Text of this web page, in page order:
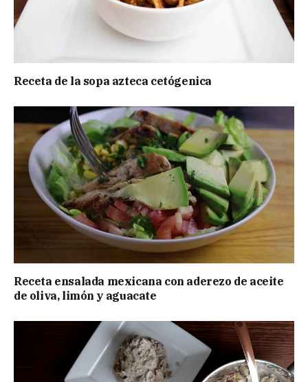
Receta de la sopa azteca cetógenica
Receta ensalada mexicana con aderezo de aceite
de oliva, limón y aguacate